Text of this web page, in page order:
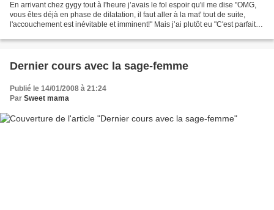
En arrivant chez gygy tout à l'heure j’avais le fol espoir qu'il me dise "OMG,
vous êtes déjà en phase de dilatation, il faut aller à la mat' tout de suite,
l'accouchement est inévitable et imminent!" Mais j’ai plutôt eu "C'est parfait,
Dernier cours avec la sage-femme
Publié le 14/01/2008 à 21:24
Par Sweet mama